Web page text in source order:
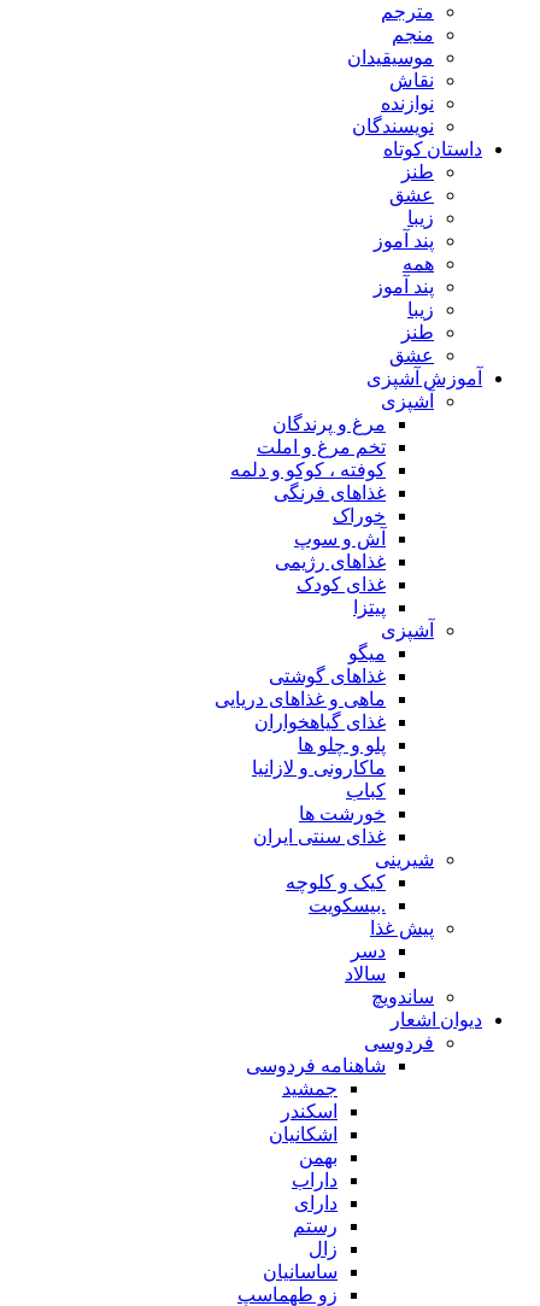
مترجم
منجم
موسیقیدان
نقاش
نوازنده
نویسندگان
داستان کوتاه
طنز
عشق
زیبا
پند آموز
همه
پند آموز
زیبا
طنز
عشق
آموزش آشپزی
آشپزی
مرغ و پرندگان
تخم مرغ و املت
کوفته ، کوکو و دلمه
غذاهای فرنگی
خوراک
آش و سوپ
غذاهای رژیمی
غذای کودک
پیتزا
آشپزی
میگو
غذاهای گوشتی
ماهی و غذاهای دریایی
غذای گیاهخواران
پلو و چلو ها
ماکارونی و لازانیا
کباب
خورشت ها
غذای سنتی ایران
شیرینی
کیک و کلوچه
.بیسکویت
پیش غذا
دسر
سالاد
ساندویچ
دیوان اشعار
فردوسی
شاهنامه فردوسی
جمشید
اسکندر
اشکانیان
بهمن
داراب
دارای
رستم
زال
ساسانیان
زو طهماسپ‏